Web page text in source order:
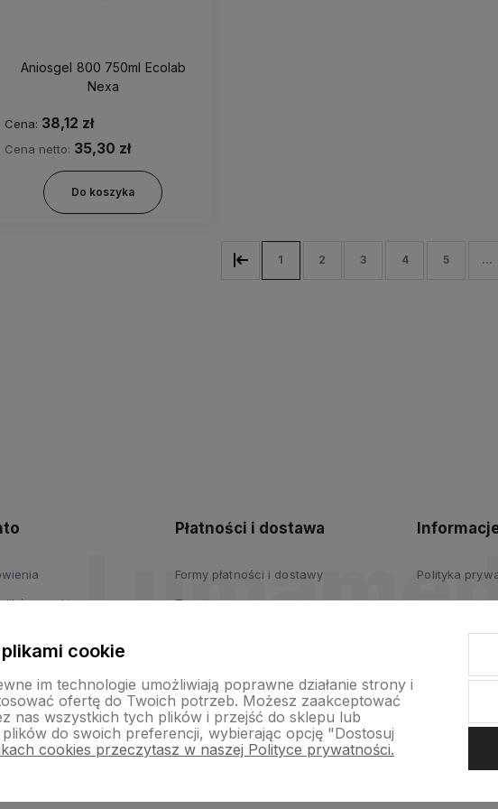
Aniosgel 800 750ml Ecolab
Nexa
Cena: 38,12 zł
Cena netto: 35,30 zł
Do koszyka
1 2 3 4 5 ...
cookies
Płatności i dostawa
Formy płatności i dostawy
Zwroty
Polityka
cookie
im technologie umożliwiają poprawne działanie strony i
ofertę do Twoich potrzeb. Możesz zaakceptować
nas wszystkich tych plików i przejść do sklepu lub
do swoich preferencji, wybierając opcję "Dostosuj
cookies przeczytasz w naszej Polityce prywatności.